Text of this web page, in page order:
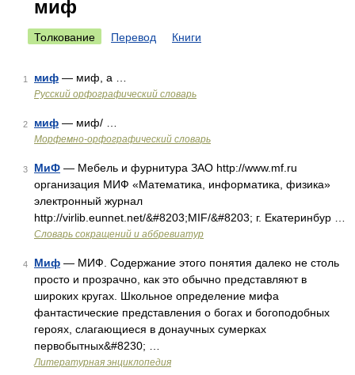
миф
Толкование Перевод Книги
1 миф — миф, а …
Русский орфографический словарь
2 миф — миф/ …
Морфемно-орфографический словарь
3 МиФ — Мебель и фурнитура ЗАО http://www.mf.ru
организация МИФ «Математика, информатика, физика»
электронный журнал
http://virlib.eunnet.net/&#8203;MIF/&#8203; г. Екатеринбур …
Словарь сокращений и аббревиатур
4 Миф — МИФ. Содержание этого понятия далеко не столь
просто и прозрачно, как это обычно представляют в
широких кругах. Школьное определение мифа
фантастические представления о богах и богоподобных
героях, слагающиеся в донаучных сумерках
первобытных&#8230; …
Литературная энциклопедия